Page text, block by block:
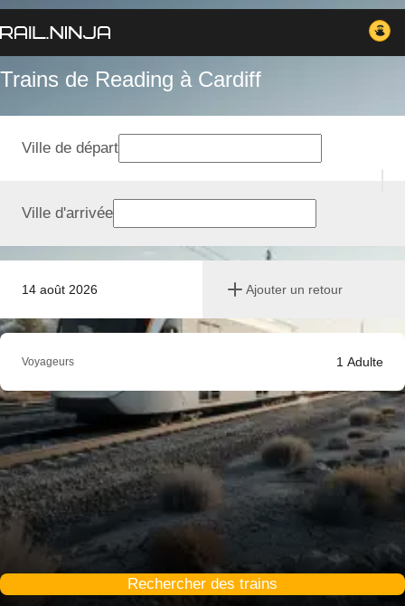
Trains de Reading à Cardiff
14 août 2026 Ajouter un retour
Ville de départ
Ville d'arrivée
Voyageurs 1 Adulte
Rechercher des trains